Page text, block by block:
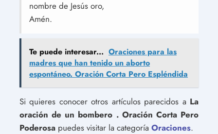
nombre de Jesús oro,
Amén.
Te puede interesar... Oraciones para las
madres que han tenido un aborto
espontáneo. Oración Corta Pero Espléndida
Si quieres conocer otros artículos parecidos a La
oración de un bombero . Oración Corta Pero
Poderosa puedes visitar la categoría Oraciones.